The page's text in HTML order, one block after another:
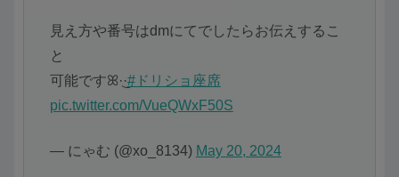
見え方や番号はdmにてでしたらお伝えするこ
と
可能ですꕤ︎︎·͜·#ドリショ座席
pic.twitter.com/VueQWxF50S
— にゃむ (@xo_8134) May 20, 2024